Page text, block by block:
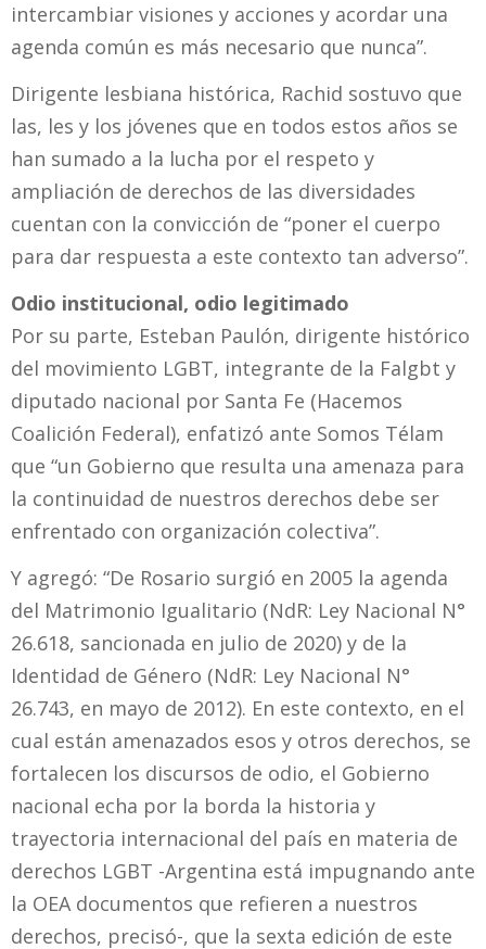
intercambiar visiones y acciones y acordar una
agenda común es más necesario que nunca”.
Dirigente lesbiana histórica, Rachid sostuvo que
las, les y los jóvenes que en todos estos años se
han sumado a la lucha por el respeto y
ampliación de derechos de las diversidades
cuentan con la convicción de “poner el cuerpo
para dar respuesta a este contexto tan adverso”.
Odio institucional, odio legitimado
Por su parte, Esteban Paulón, dirigente histórico
del movimiento LGBT, integrante de la Falgbt y
diputado nacional por Santa Fe (Hacemos
Coalición Federal), enfatizó ante Somos Télam
que “un Gobierno que resulta una amenaza para
la continuidad de nuestros derechos debe ser
enfrentado con organización colectiva”.
Y agregó: “De Rosario surgió en 2005 la agenda
del Matrimonio Igualitario (NdR: Ley Nacional N°
26.618, sancionada en julio de 2020) y de la
Identidad de Género (NdR: Ley Nacional N°
26.743, en mayo de 2012). En este contexto, en el
cual están amenazados esos y otros derechos, se
fortalecen los discursos de odio, el Gobierno
nacional echa por la borda la historia y
trayectoria internacional del país en materia de
derechos LGBT -Argentina está impugnando ante
la OEA documentos que refieren a nuestros
derechos, precisó-, que la sexta edición de este